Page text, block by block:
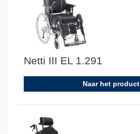
Netti III EL 1.291
Naar het product